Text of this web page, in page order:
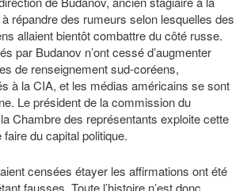
répandre des rumeurs selon lesquelles des
allaient bientôt combattre du côté russe.
par Budanov n’ont cessé d’augmenter
de renseignement sud-coréens,
à la CIA, et les médias américains se sont
Le président de la commission du
Chambre des représentants exploite cette
du capital politique.
censées étayer les affirmations ont été